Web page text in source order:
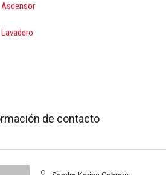
Ascensor
Lavadero
de contacto